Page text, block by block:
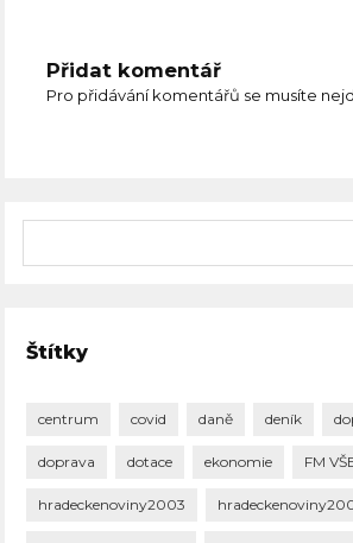
Přidat komentář
Pro přidávání komentářů se musíte
Štítky
centrum covid daně deník
doprava dotace ekonomie FM
hradeckenoviny2003